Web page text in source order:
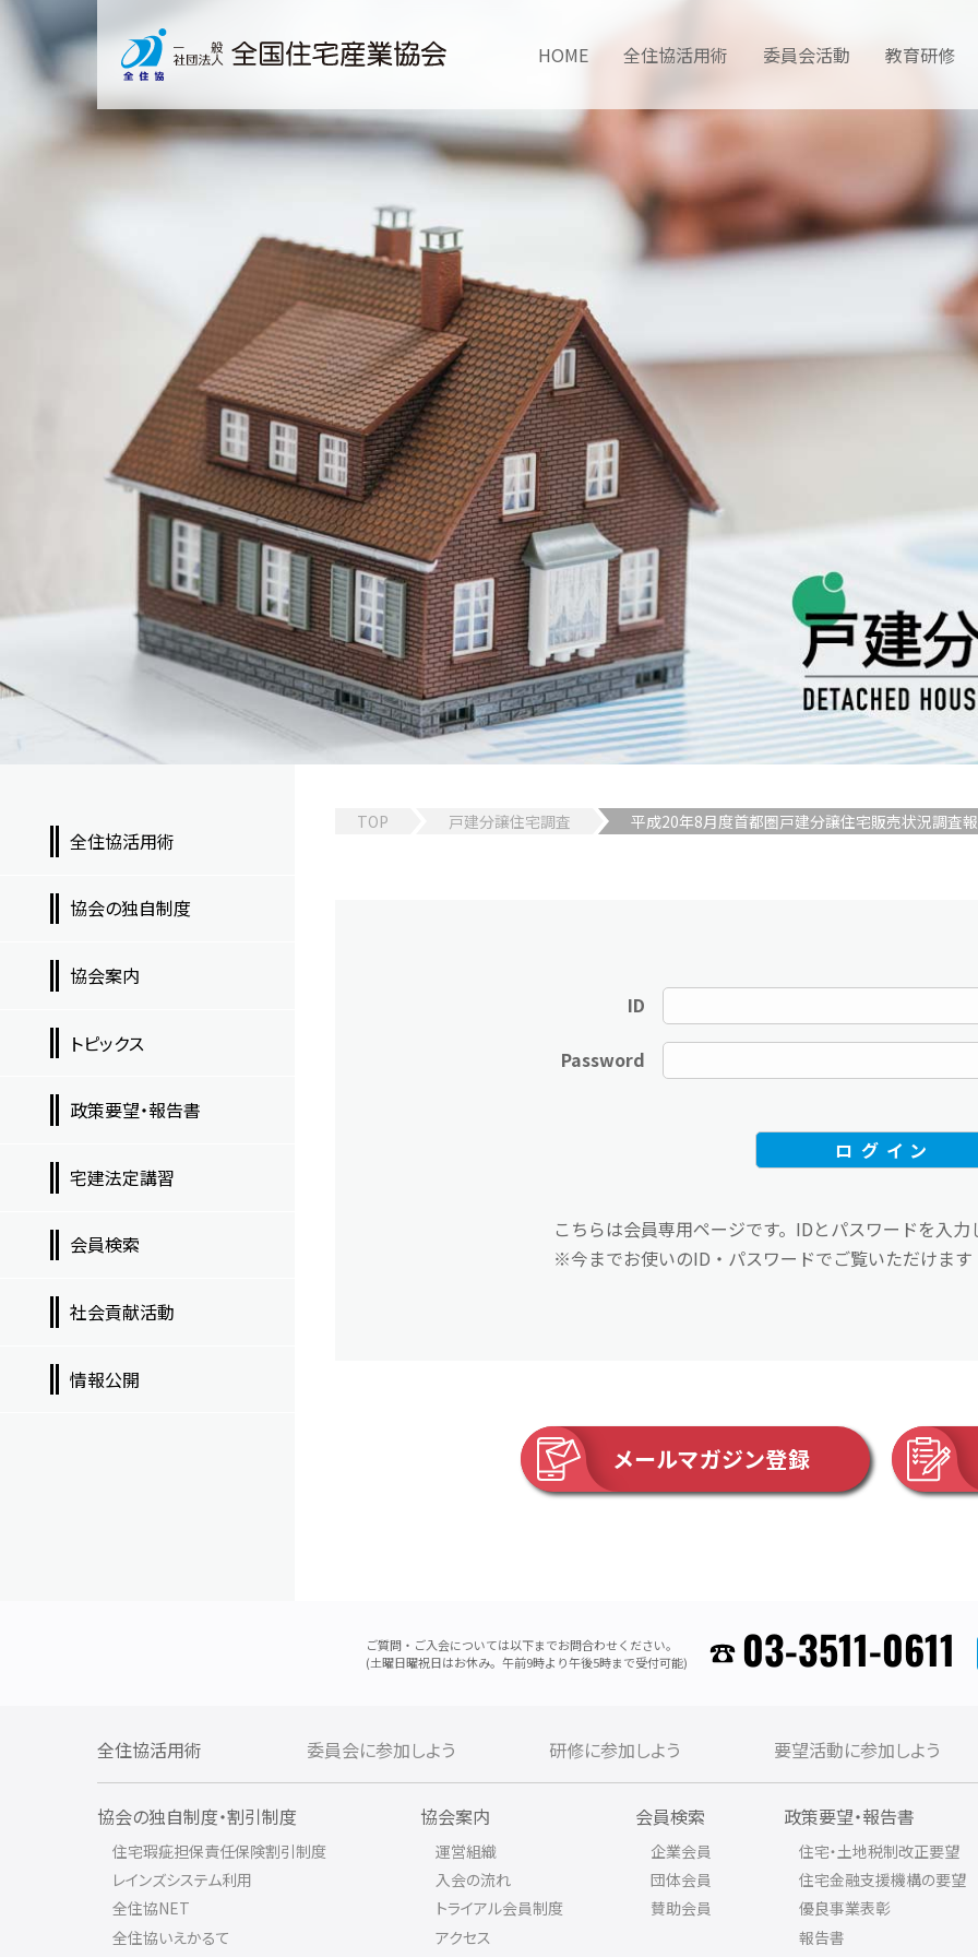
HOME 全住協活用術 委員会活動 教育研修
TOP 戸建分譲住宅調査 平成20年8月度首都圏戸建分譲住宅販売状況調査
ID
Password
こちらは会員専用ページです。IDとパスワードを入
※今までお使いのID・パスワードでご覧いただけます
メールマガジン登録
全住協活用術
協会の独自制度
協会案内
トピックス
政策要望・報告書
宅建法定講習
会員検索
社会貢献活動
情報公開
ご質問・ご入会については以下までお問合わせください。
(土曜日曜祝日はお休み。午前9時より午後5時まで受付可能)
03-3511-0611
全住協活用術 委員会に参加しよう 研修に参加しよう 要望活動に参加しよう
協会の独自制度・割引制度
住宅瑕疵担保責任保険割引制度
レインズシステム利用
全住協NET
全住協いえかるて
協会案内
運営組織
入会の流れ
トライアル会員制度
アクセス
会員検索
企業会員
団体会員
賛助会員
政策要望・報告書
住宅・土地税制改正要望
住宅金融支援機構の要望
優良事業表彰
報告書